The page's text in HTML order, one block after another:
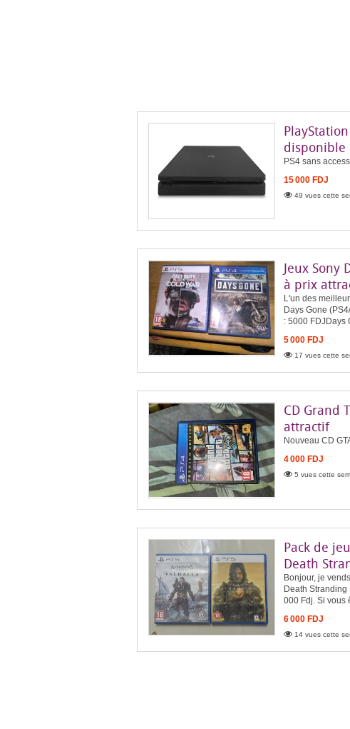
disponible
PS4 sans
15 000 FDJ
49 vues cette
Jeux Sony
à prix
L'un des
Days Gone
: 5000 FDJDays
5 000 FDJ
17 vues cette
CD Grand
attractif
Nouveau CD
4 000 FDJ
5 vues cette
Pack de
Death
Bonjour, je
Death
000 Fdj. Si vous
6 000 FDJ
14 vues cette